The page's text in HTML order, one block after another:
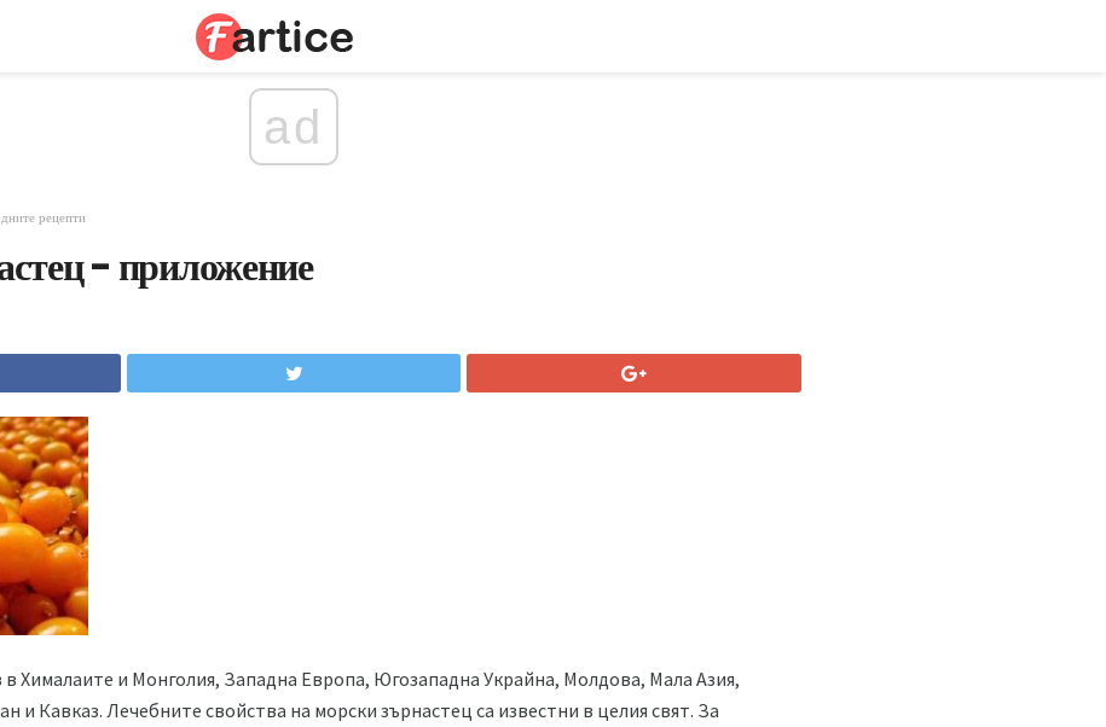
ad
рецепти
- приложение
в Хималаите и Монголия, Западна Европа, Югозападна Украйна, Молдова, Мала Азия,
и Кавказ. Лечебните свойства на морски зърнастец са известни в целия свят. За